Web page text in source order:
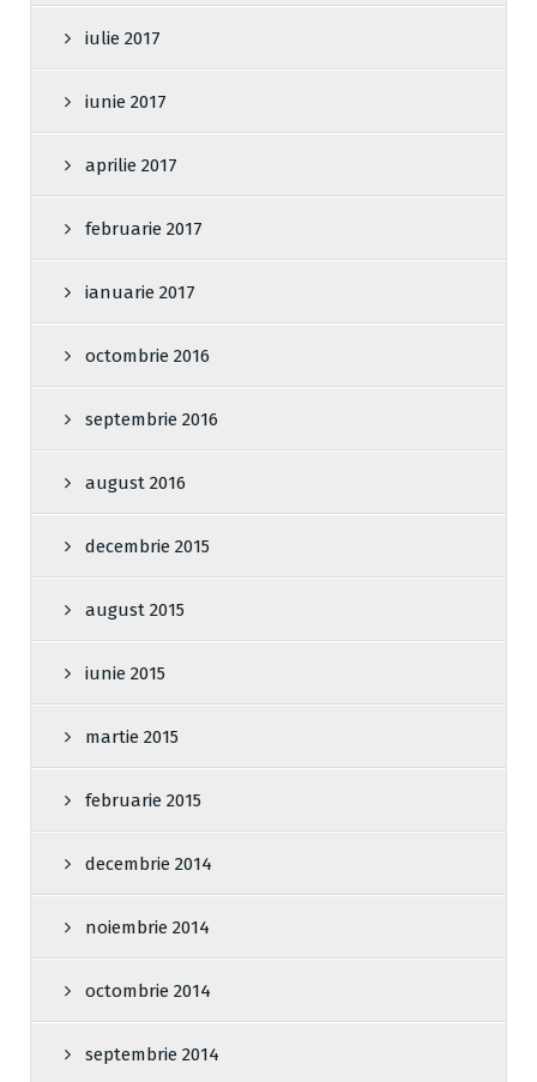
iulie 2017
iunie 2017
aprilie 2017
februarie 2017
ianuarie 2017
octombrie 2016
septembrie 2016
august 2016
decembrie 2015
august 2015
iunie 2015
martie 2015
februarie 2015
decembrie 2014
noiembrie 2014
octombrie 2014
septembrie 2014